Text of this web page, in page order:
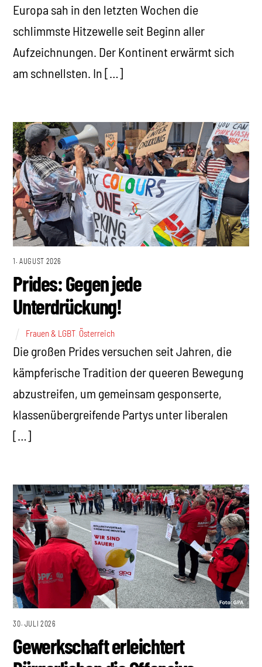
Europa sah in den letzten Wochen die
schlimmste Hitzewelle seit Beginn aller
Aufzeichnungen. Der Kontinent erwärmt sich
am schnellsten. In […]
1. AUGUST 2026
Prides: Gegen jede
Unterdrückung!
Frauen & LGBT Österreich
Die großen Prides versuchen seit Jahren, die
kämpferische Tradition der queeren Bewegung
abzustreifen, um gemeinsam gesponserte,
klassenübergreifende Partys unter liberalen
[…]
30. JULI 2026
Gewerkschaft erleichtert